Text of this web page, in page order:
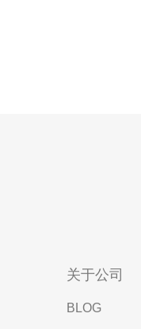
关于公司
BLOG